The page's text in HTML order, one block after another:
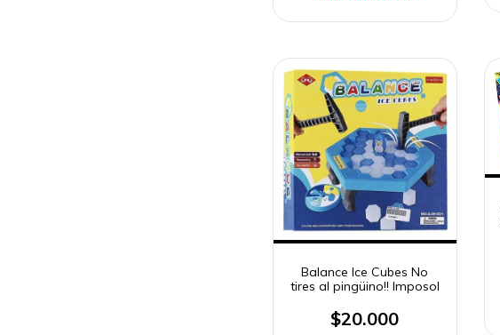
Balance Ice Cubes No
tires al pingüino!! Imposol
$20.000